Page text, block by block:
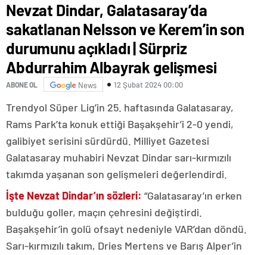
Nevzat Dindar, Galatasaray’da
sakatlanan Nelsson ve Kerem’in son
durumunu açıkladı | Sürpriz
Abdurrahim Albayrak gelişmesi
ABONE OL News 12 Şubat 2024 00:00
Trendyol Süper Lig’in 25. haftasında Galatasaray,
Rams Park’ta konuk ettiği Başakşehir’i 2-0 yendi,
galibiyet serisini sürdürdü. Milliyet Gazetesi
Galatasaray muhabiri Nevzat Dindar sarı-kırmızılı
takımda yaşanan son gelişmeleri değerlendirdi.
İşte Nevzat Dindar’ın sözleri: “Galatasaray’ın erken
bulduğu goller, maçın çehresini değiştirdi.
Başakşehir’in golü ofsayt nedeniyle VAR’dan döndü.
Sarı-kırmızılı takım, Dries Mertens ve Barış Alper’in